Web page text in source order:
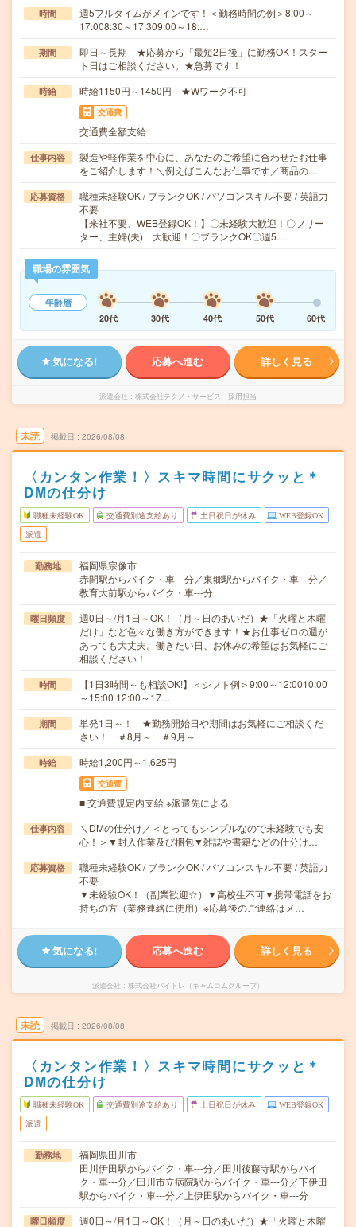
時間
週5フルタイムがメインです！＜勤務時間の例＞8:00～
17:008:30～17:309:00～18:…
期間
即日～長期 ★応募から「最短2日後」に勤務OK！スター
ト日はご相談ください。★急募です！
時給 時給1150円～1450円 ★Wワーク不可
交通費
交通費全額支給
仕事内容
製造や軽作業を中心に、あなたのご希望に合わせたお仕事
をご紹介します！＼例えばこんなお仕事です／商品の…
応募資格
職種未経験OK / ブランクOK / パソコンスキル不要 / 英語力
不要
【来社不要、WEB登録OK！】〇未経験大歓迎！〇フリー
ター、主婦(夫) 大歓迎！〇ブランクOK〇週5…
職場の雰囲気
年齢層
20代
30代 40代 50代 60代
気になる! 応募へ進む 詳しく見る
派遣会社 株式会社テクノ・サービス 採用担当
未読 掲載日 2026/08/08
〈カンタン作業！〉スキマ時間にサクッと＊
DMの仕分け
職種未経験OK 交通費別途支給あり 土日祝日が休み WEB登録OK
派遣
勤務地
福岡県宗像市
赤間駅からバイク・車---分／東郷駅からバイク・車---分／
教育大前駅からバイク・車---分
曜日頻度
週0日～/月1日～OK！（月～日のあいだ）★「火曜と木曜
だけ」など色々な働き方ができます！★お仕事ゼロの週が
あっても大丈夫。働きたい日、お休みの希望はお気軽にご
相談ください！
時間
【1日3時間～も相談OK!】＜シフト例＞9:00～12:0010:00
～15:00 12:00～17…
期間
単発1日～！ ★勤務開始日や期間はお気軽にご相談くだ
さい！ ＃8月～ ＃9月～
時給 時給1,200円～1,625円
交通費
■ 交通費規定内支給 ※派遣先による
仕事内容
＼DMの仕分け／＜とってもシンプルなので未経験でも安
心！＞▼封入作業及び梱包▼雑誌や書籍などの仕分け…
応募資格
職種未経験OK / ブランクOK / パソコンスキル不要 / 英語力
不要
▼未経験OK！（副業歓迎☆）▼高校生不可▼携帯電話をお
持ちの方（業務連絡に使用）※応募後のご連絡はメ…
気になる! 応募へ進む 詳しく見る
派遣会社 株式会社バイトレ（キャムコムグループ）
未読 掲載日 2026/08/08
〈カンタン作業！〉スキマ時間にサクッと＊
DMの仕分け
職種未経験OK 交通費別途支給あり 土日祝日が休み WEB登録OK
派遣
勤務地
福岡県田川市
田川伊田駅からバイク・車---分／田川後藤寺駅からバイ
ク・車---分／田川市立病院駅からバイク・車---分／下伊田
駅からバイク・車---分／上伊田駅からバイク・車---分
曜日頻度 週0日～/月1日～OK！（月～日のあいだ）★「火曜と木曜